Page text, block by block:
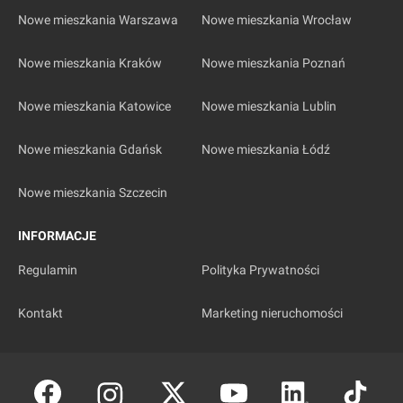
inwestycji mieszkaniowych na
Deweloperzy są aktywni na każdym z 3 osiedli
historycznej rewitalizowane są stare kamienice.
nowe, modernistyczne budynki.
Mieszkania na sprzedaż na
dewelopera
W naszej bazie ogłoszeń znajdziesz nowe
Zobacz oferty bezpośrednio od deweloperów
Starym Mieście?
Nowe mieszkania Warszawa Nowe mieszkania Wrocław
Nowe mieszkania Kraków Nowe mieszkania Poznań
Nowe mieszkania Katowice Nowe mieszkania Lublin
Nowe mieszkania Gdańsk Nowe mieszkania Łódź
Nowe mieszkania Szczecin
INFORMACJE
Regulamin Polityka Prywatności
Kontakt Marketing nieruchomości